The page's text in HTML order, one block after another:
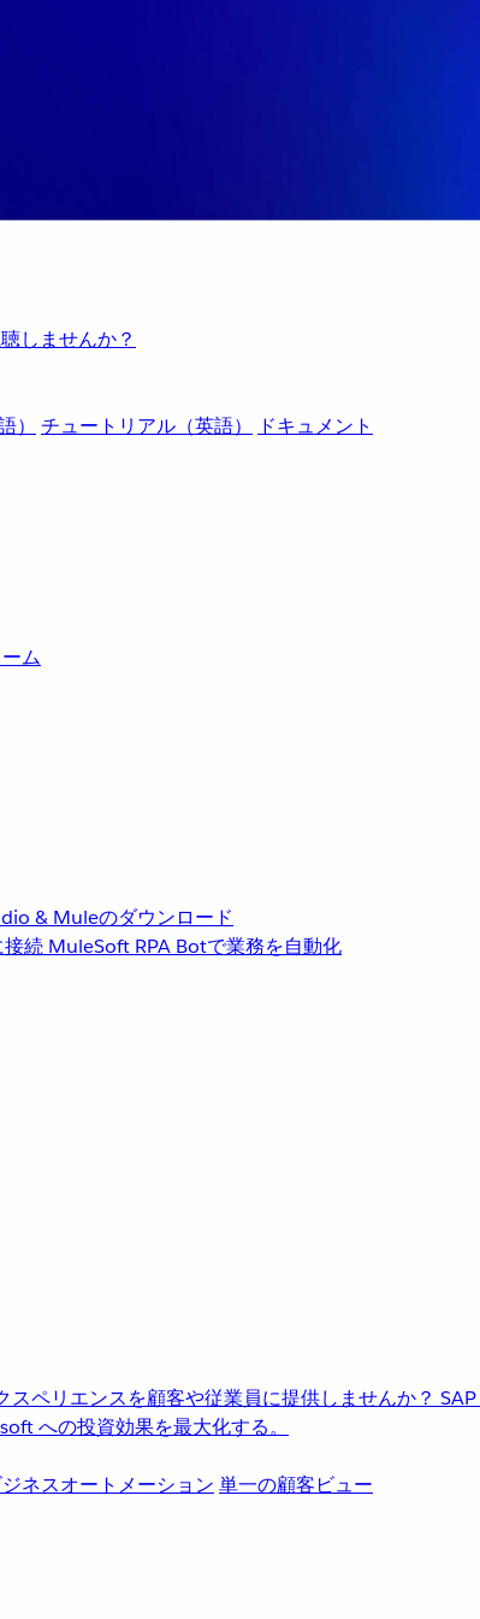
しませんか？
） チュートリアル（英語）
ドキュメント
ム
& Muleのダウンロード
接続 MuleSoft RPA Botで業務を自動化
ペリエンスを顧客や従業員に提供しませんか？ SAP
への投資効果を最大化する。
ジネスオートメーション 単一の顧客ビュー